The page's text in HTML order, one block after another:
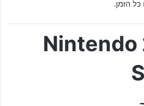
הזמן.
חסרונות Nintendo